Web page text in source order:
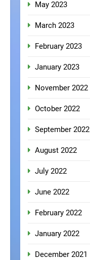
May 2023
March 2023
February 2023
January 2023
November 2022
October 2022
September 2022
August 2022
July 2022
June 2022
February 2022
January 2022
December 2021